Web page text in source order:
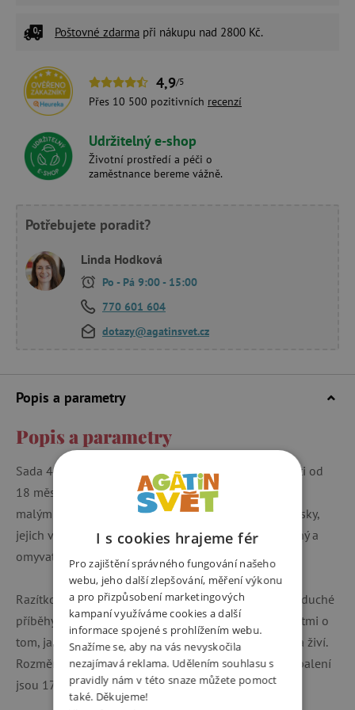
Poštovné zdarma při nákupu nad 2800 Kč.
4,9/5
Přes 10 500 pozitivních recenzí
Udržitelný e-shop
Životní prostředí a péči o
zaměstnance bereme vážně.
Potřebujete poradit?
Linda Hodková
Po - Pá 9:00 - 15:00
770 601 604
dotazy@agatinsvet.cz
Popis a parametry
Popis a parametry
Sada 4 ergonomických, samobarvících razítek pro děti od
18 měsíců. Pěnová rukojeť je speciálně přizpůsobená
malým dětským ručkám. Razítka mají výrazné syté otisky,
jejich velikost je cca 28 x 28 mm. Inkoust je vypratelný a
omyvatelný. V sadě je pes, kočka, myš a žába.
Razítkování je skvělý způsob, jak s dětmi tvořit jednoduché
příběhy se zvířátky. Razítka využijete i k povídání s dětmi o
tom, jaké zvuky zvířátka vydávají nebo čím se zvířátka živí.
Rozměry jednoho razítka jsou cca 8 x 4 cm. Rozměry balení
jsou 17 x 8,5 x 6,5 cm.
I s cookies hrajeme fér
Pro zajištění správného fungování našeho
webu, jeho další zlepšování, měření výkonu
a pro přizpůsobení marketingových
kampaní využíváme cookies a další
informace spojené s prohlížením webu.
Snažíme se, aby na vás nevyskočila
nezajímavá reklama. Udělením souhlasu s
pravidly nám v této snaze můžete pomoct
také. Děkujeme!